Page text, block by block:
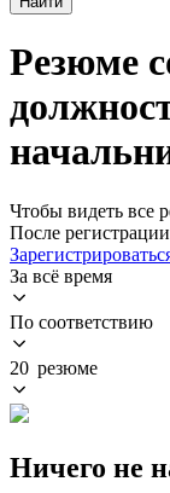
Резюме
Чтобы видеть все
После
За всё время
По соответствию
20 резюме
Ничего не